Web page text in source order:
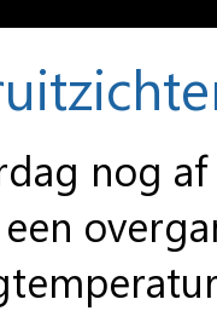
nog af